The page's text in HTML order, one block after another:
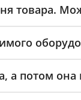
товара.
а потом она